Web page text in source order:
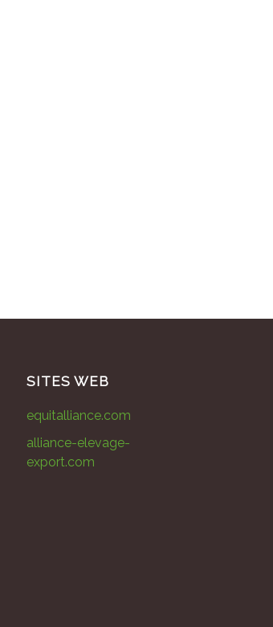
SITES WEB
equitalliance.com
alliance-elevage-
export.com